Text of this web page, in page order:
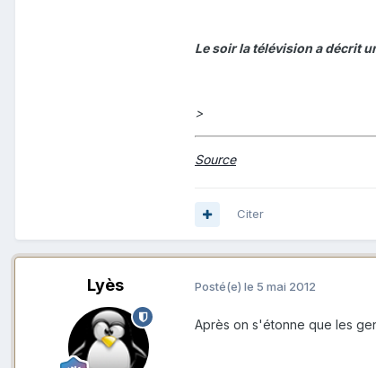
Le soir la télévision a décrit
>
Source
Citer
Lyès Posté(e) le 5 mai 2012
Après on s'étonne que les